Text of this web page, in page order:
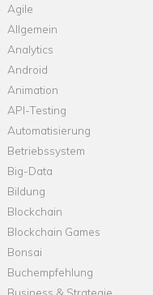
Agile
Allgemein
Analytics
Android
Animation
API-Testing
Automatisierung
Betriebssystem
Big-Data
Bildung
Blockchain
Blockchain Games
Bonsai
Buchempfehlung
Business & Strategie